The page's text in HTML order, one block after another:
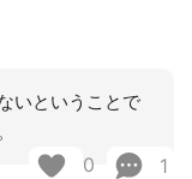
いということで
0 1